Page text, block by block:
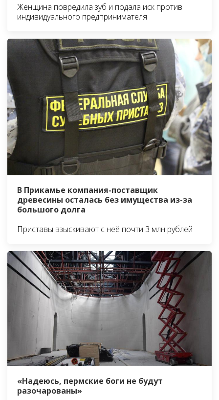
Женщина повредила зуб и подала иск против
индивидуального предпринимателя
В Прикамье компания-поставщик
древесины осталась без имущества из-за
большого долга
Приставы взыскивают с неё почти 3 млн рублей
«Надеюсь, пермские боги не будут
разочарованы»